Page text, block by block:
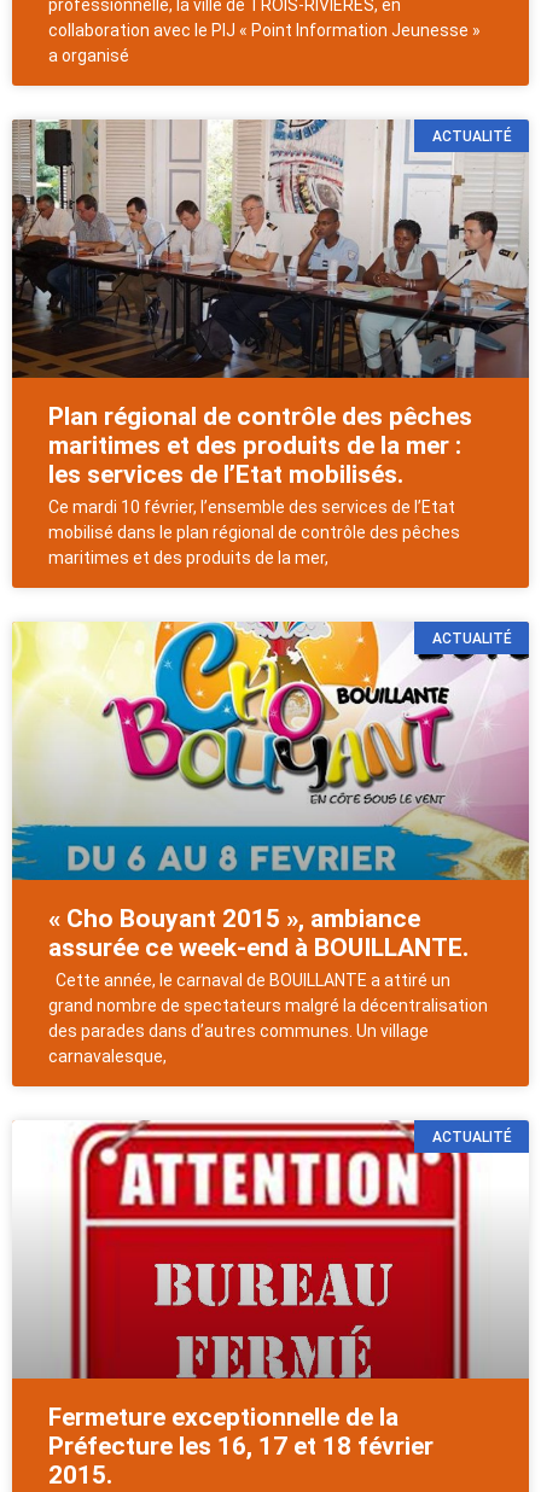
professionnelle, la ville de TROIS-RIVIÈRES, en
collaboration avec le PIJ « Point Information Jeunesse »
a organisé
ACTUALITÉ
Plan régional de contrôle des pêches
maritimes et des produits de la mer :
les services de l’Etat mobilisés.
Ce mardi 10 février, l’ensemble des services de l’Etat
mobilisé dans le plan régional de contrôle des pêches
maritimes et des produits de la mer,
ACTUALITÉ
« Cho Bouyant 2015 », ambiance
assurée ce week-end à BOUILLANTE.
Cette année, le carnaval de BOUILLANTE a attiré un
grand nombre de spectateurs malgré la décentralisation
des parades dans d’autres communes. Un village
carnavalesque,
ACTUALITÉ
Fermeture exceptionnelle de la
Préfecture les 16, 17 et 18 février
2015.